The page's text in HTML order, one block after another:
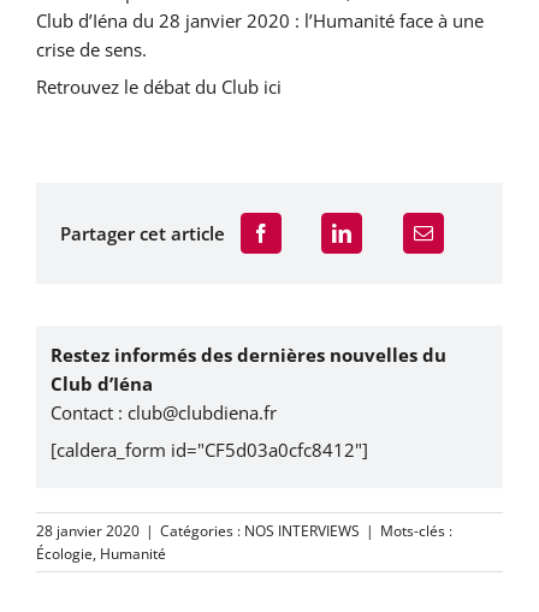
Club d’Iéna du 28 janvier 2020 : l’Humanité face à une
crise de sens.
Retrouvez le débat du Club ici
Partager cet article
Restez informés des dernières nouvelles du
Club d’Iéna
Contact : club@clubdiena.fr
[caldera_form id="CF5d03a0cfc8412"]
28 janvier 2020 | Catégories : NOS INTERVIEWS | Mots-clés :
Écologie, Humanité